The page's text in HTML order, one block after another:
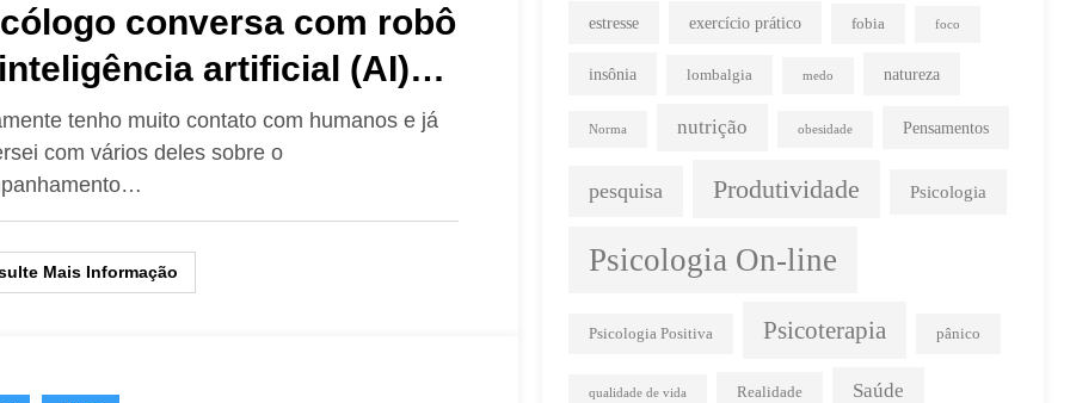
conversa com robô
artificial (AI)
Acompanhamento
(AT)
tenho muito contato com humanos e já
com vários deles sobre o
Mais Informação
estresse exercício prático fobia foco
insônia lombalgia medo natureza
Norma nutrição obesidade Pensamentos
pesquisa Produtividade Psicologia
Psicologia On-line
Psicologia Positiva Psicoterapia pânico
qualidade de vida Realidade Saúde